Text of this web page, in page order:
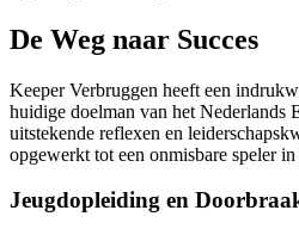
De Weg naar Succes
Keeper Verbruggen heeft een
huidige doelman van het Nederlands
uitstekende reflexen en
opgewerkt tot een onmisbare speler in
Jeugdopleiding en